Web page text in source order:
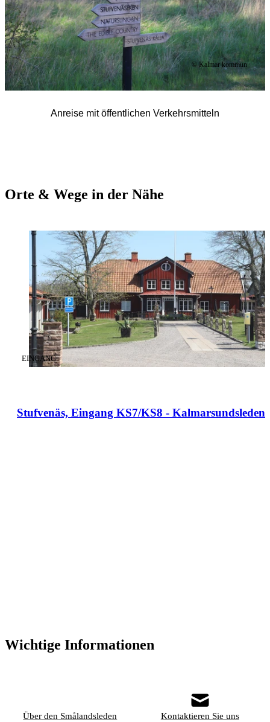
© Kalmar kommun
Anreise mit öffentlichen Verkehrsmitteln
Orte & Wege in der Nähe
Stufvenäs, Eingang KS7/KS8 - Kalmarsundsleden
KATEGORIE
EINGANG
Wichtige Informationen
Über den Smålandsleden Kontaktieren Sie uns